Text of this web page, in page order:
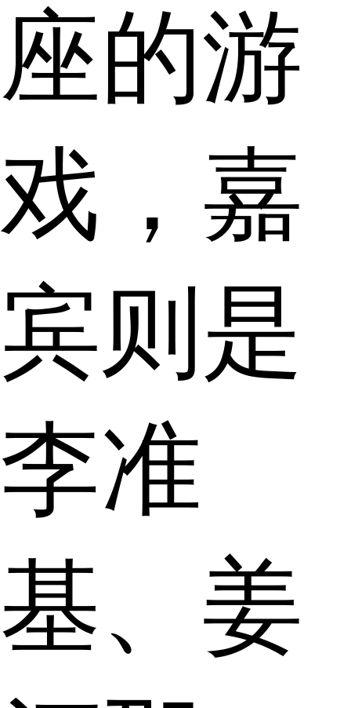
座的游
戏，嘉
宾则是
李准
基、姜